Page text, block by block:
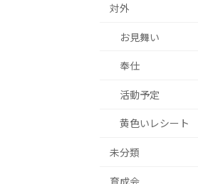
対外
お見舞い
奉仕
活動予定
黄色いレシート
未分類
育成会